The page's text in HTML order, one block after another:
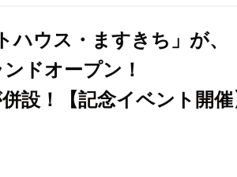
ウス・ますきち」が、
ドオープン！
設！【記念イベント開催